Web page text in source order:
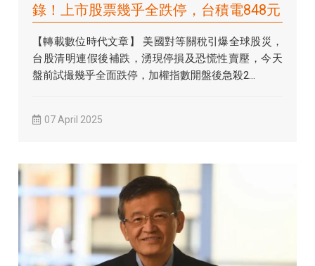
錄！上市股票幾乎全跌停，台積電848元
【轉載數位時代文章】 美國對等關稅引爆全球股災，
台股清明連假後補跌，湧現停損及恐慌性賣壓，今天
盤前試撮幾乎全面跌停，加權指數開盤後急殺2...
07 April 2025